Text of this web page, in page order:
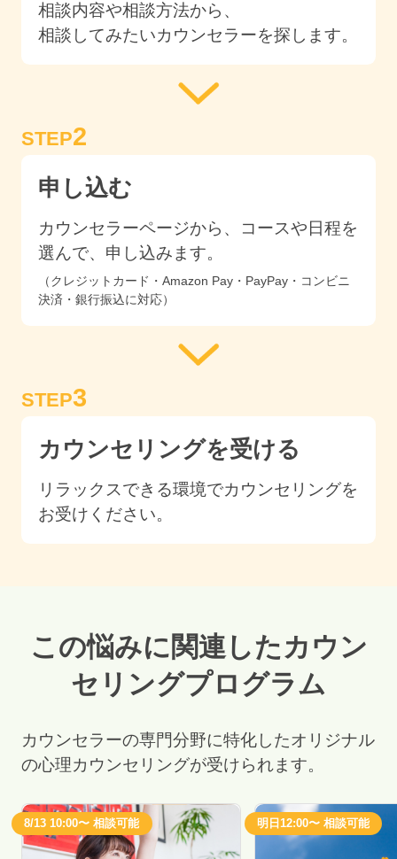
相談内容や相談方法から、
相談してみたいカウンセラーを探します。
STEP2
申し込む
カウンセラーページから、コースや日程を
選んで、申し込みます。
（クレジットカード・Amazon Pay・PayPay・コンビニ
決済・銀行振込に対応）
STEP3
カウンセリングを受ける
リラックスできる環境でカウンセリングを
お受けください。
この悩みに関連したカウン
セリングプログラム
カウンセラーの専門分野に特化したオリジナル
の心理カウンセリングが受けられます。
8/13 10:00〜 相談可能 明日12:00〜 相談可能